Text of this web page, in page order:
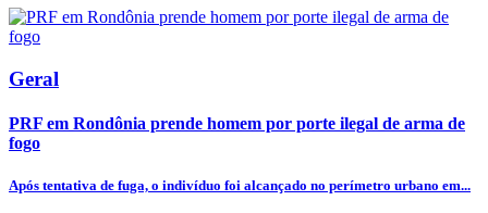
Geral
PRF em Rondônia prende homem por porte ilegal de arma de
fogo
Após tentativa de fuga, o indivíduo foi alcançado no perímetro urbano em...